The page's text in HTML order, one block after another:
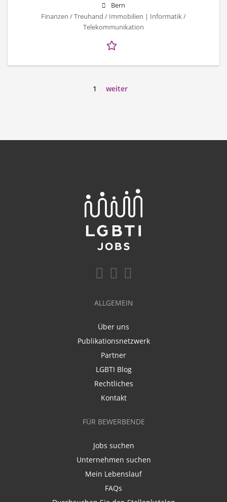
Bern
Finanzen / Treuhand / Immobilien | Informatik /
Telekommunikation
1 weiter
ALLGEMEIN
Über uns
Publikationsnetzwerk
Partner
LGBTI Blog
Rechtliches
Kontakt
FÜR BEWERBENDE
Jobs suchen
Unternehmen suchen
Mein Lebenslauf
FAQs